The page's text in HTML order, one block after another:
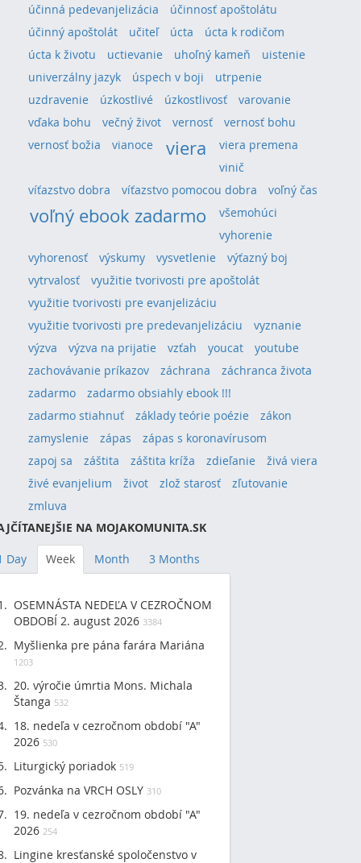
účinná pedevanjelizácia
účinnosť apoštolátu
účinný apoštolát
učiteľ úcta
úcta k rodičom
úcta k životu
uctievanie uhoľný kameň
uistenie
univerzálny jazyk
úspech v boji
utrpenie
uzdravenie
úzkostlivé úzkostlivosť
varovanie
vďaka bohu
večný život vernosť
vernosť bohu
vernosť božia
vianoce viera
viera premena
vinič
víťazstvo dobra
víťazstvo pomocou dobra voľný čas
voľný ebook zadarmo
všemohúci
vyhorenie
vyhorenosť
výskumy vysvetlenie
výťazný boj
vytrvalosť
využitie tvorivosti pre apoštolát
využitie tvorivosti pre evanjelizáciu
využitie tvorivosti pre predevanjelizáciu
vyznanie
výzva
výzva na prijatie vzťah youcat
youtube
zachovávanie príkazov
záchrana
záchranca života
zadarmo
zadarmo obsiahly ebook !!!
zadarmo stiahnuť
základy teórie poézie
zákon
zamyslenie
zápas
zápas s koronavírusom
zapoj sa
záštita záštita kríža zdieľanie
živá viera
živé evanjelium
život zlož starosť
zľutovanie
zmluva
NA MOJAKOMUNITA.SK
Day Week Month 3 Months
OSEMNÁSTA NEDEĽA V CEZROČNOM
OBDOBÍ 2. august 2026 3384
Myšlienka pre pána farára Mariána
1203
20. výročie úmrtia Mons. Michala
Štanga 532
18. nedeľa v cezročnom období "A"
2026 530
Liturgický poriadok 519
Pozvánka na VRCH OSLY 310
19. nedeľa v cezročnom období "A"
2026 254
Lingine kresťanské spoločenstvo v